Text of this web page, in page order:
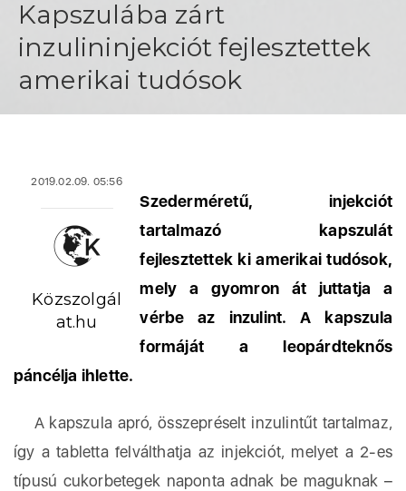
Kapszulába zárt
inzulininjekciót fejlesztettek
amerikai tudósok
2019.02.09. 05:56
Közszolgál
at.hu
Szederméretű, injekciót
tartalmazó kapszulát
fejlesztettek ki amerikai tudósok,
mely a gyomron át juttatja a
vérbe az inzulint. A kapszula
formáját a leopárdteknős
páncélja ihlette.
A kapszula apró, összepréselt inzulintűt tartalmaz,
így a tabletta felválthatja az injekciót, melyet a 2-es
típusú cukorbetegek naponta adnak be maguknak –